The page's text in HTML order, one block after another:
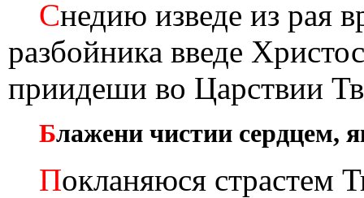
Снедию изведе из рая
разбойника введе
приидеши во Царствии
Блажени чистии сердцем,
Покланяюся страстем